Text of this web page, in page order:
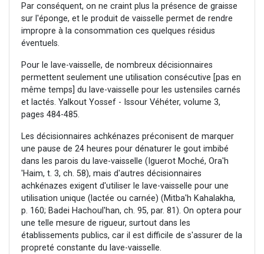
Par conséquent, on ne craint plus la présence de graisse
sur l'éponge, et le produit de vaisselle permet de rendre
impropre à la consommation ces quelques résidus
éventuels.
Pour le lave-vaisselle, de nombreux décisionnaires
permettent seulement une utilisation consécutive [pas en
même temps] du lave-vaisselle pour les ustensiles carnés
et lactés. Yalkout Yossef - Issour Véhéter, volume 3,
pages 484-485.
Les décisionnaires achkénazes préconisent de marquer
une pause de 24 heures pour dénaturer le gout imbibé
dans les parois du lave-vaisselle (Iguerot Moché, Ora'h
'Haim, t. 3, ch. 58), mais d'autres décisionnaires
achkénazes exigent d'utiliser le lave-vaisselle pour une
utilisation unique (lactée ou carnée) (Mitba'h Kahalakha,
p. 160; Badei Hachoul'han, ch. 95, par. 81). On optera pour
une telle mesure de rigueur, surtout dans les
établissements publics, car il est difficile de s'assurer de la
propreté constante du lave-vaisselle.